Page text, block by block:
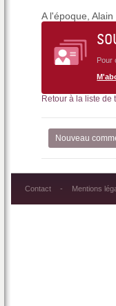
A l'époque,
Pour
Retour à la liste de
Nouveau
Contact Mentions